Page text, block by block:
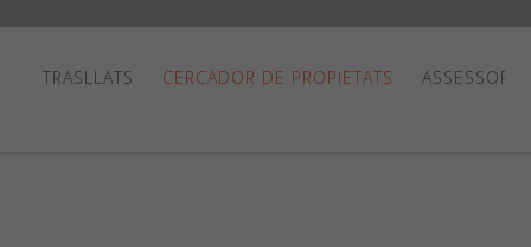
TRASLLATS CERCADOR DE PROPIETATS